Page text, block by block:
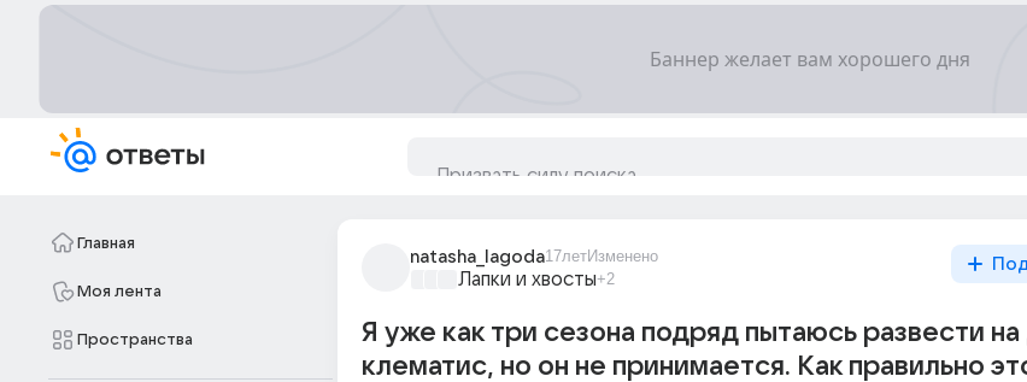
Главная
Моя лента
Пространства
natasha_lagoda17летИзменено
Лапки и хвосты+2
Я уже как три сезона подряд пытаюсь развести на
клематис, но он не принимается. Как правильно